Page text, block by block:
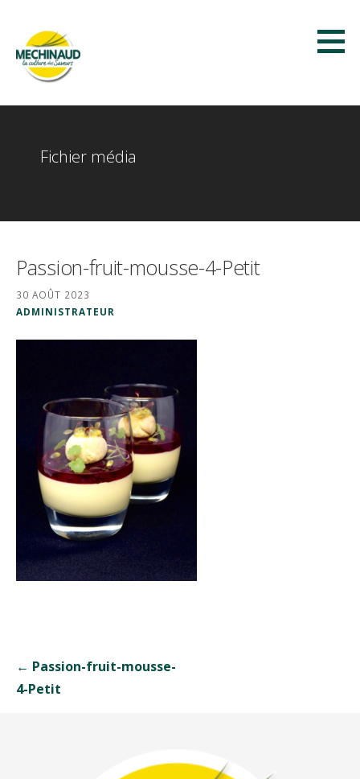
contenu
Fichier média
Passion-fruit-mousse-4-Petit
30 AOÛT 2023
ADMINISTRATEUR
Navigation
de
← Passion-fruit-mousse-
4-Petit